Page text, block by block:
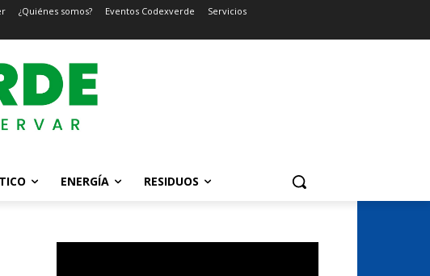
¿Quiénes somos? Eventos Codexverde Servicios
ENERGÍA RESIDUOS